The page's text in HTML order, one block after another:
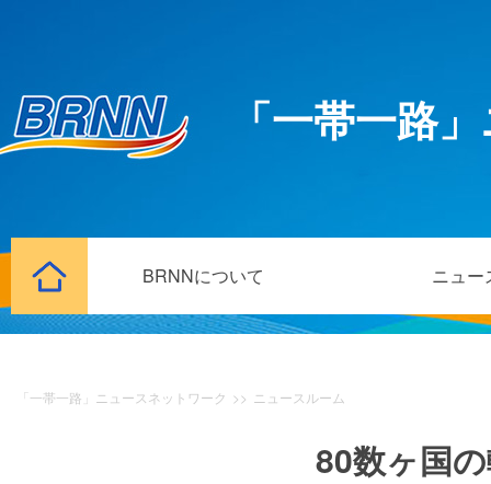
「一帯一路
BRNNについて ニュー
「一帯一路」ニュースネットワーク >> ニュースルーム
80数ヶ国